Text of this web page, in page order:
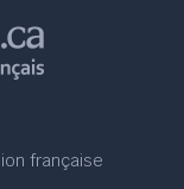
française